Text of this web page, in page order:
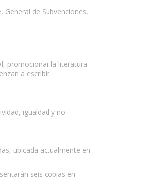
de Subvenciones,
promocionar la literatura
a escribir.
igualdad y no
ubicada actualmente en
seis copias en